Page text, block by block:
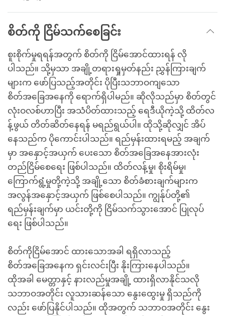
စိတ်ကို ငြိမ်သက်စေခြင်း
စူးစိုက်မှုရရန်အတွက် စိတ်ကို ငြိမ်အောင်ထားရန် လို
ပါသည်။ သို့မှသာ အချို့တရားရှုမှတ်နည်း ညွှန်ကြားချက်
များက ဖော်ပြသည့်အတိုင်း ပိုပြီးသဘာဝကျသော
စိတ်အခြေအနေကို ရောက်ရှိပါမည်။ ဆိုလိုသည်မှာ စိတ်တွင်
လုံးဝလစ်ဟာပြီး အသံပိတ်ထားသည့် ရေဒီယိုကဲ့သို့ ထိတ်လ
န့်ဖွယ် တိတ်ဆိတ်နေရန် မရည်ရွယ်ပါ။ ထိုသို့ဆိုလျှင် အိပ်
နေသည်က ပိုကောင်းပါသည်။ ရည်မှန်းထားရမည့် အချက်
မှာ အနှောင့်အယှက် ပေးသော စိတ်အခြေအနေအားလုံး
တည်ငြိမ်စေရေး ဖြစ်ပါသည်။ ထိတ်လန့်မှု၊ စိုးရိမ်မှု၊
ကြောက်ရွံ့မှုတို့ကဲ့သို့ အချို့သော စိတ်ခံစားချက်များက
အလွန်အနှောင့်အယှက် ဖြစ်စေပါသည်။ ကျွန်ုပ်တို့၏
ရည်မှန်းချက်မှာ ယင်းတို့ကို ငြိမ်သက်သွားအောင် ပြုလုပ်
ရေး ဖြစ်ပါသည်။
စိတ်ကိုငြိမ်အောင် ထားသောအခါ ရရှိလာသည့်
စိတ်အခြေအနေက ရှင်းလင်းပြီး နိုးကြားနေပါသည်။
ထိုအခါ မေတ္တာနှင့် နားလည်မှုအချို့ ထားရှိလာနိုင်သလို
သဘာဝအတိုင်း လူသားဆန်သော နွေးထွေးမှု ရှိသည်ကို
လည်း ဖော်ပြနိုင်ပါသည်။ ထိုအတွက် သဘာဝအတိုင်း နွေး